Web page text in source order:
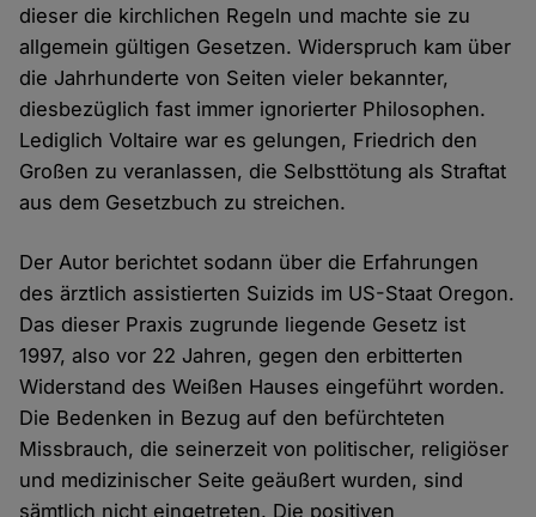
dieser die kirchlichen Regeln und machte sie zu
allgemein gültigen Gesetzen. Widerspruch kam über
die Jahrhunderte von Seiten vieler bekannter,
diesbezüglich fast immer ignorierter Philosophen.
Lediglich Voltaire war es gelungen, Friedrich den
Großen zu veranlassen, die Selbsttötung als Straftat
aus dem Gesetzbuch zu streichen.
Der Autor berichtet sodann über die Erfahrungen
des ärztlich assistierten Suizids im US-Staat Oregon.
Das dieser Praxis zugrunde liegende Gesetz ist
1997, also vor 22 Jahren, gegen den erbitterten
Widerstand des Weißen Hauses eingeführt worden.
Die Bedenken in Bezug auf den befürchteten
Missbrauch, die seinerzeit von politischer, religiöser
und medizinischer Seite geäußert wurden, sind
sämtlich nicht eingetreten. Die positiven